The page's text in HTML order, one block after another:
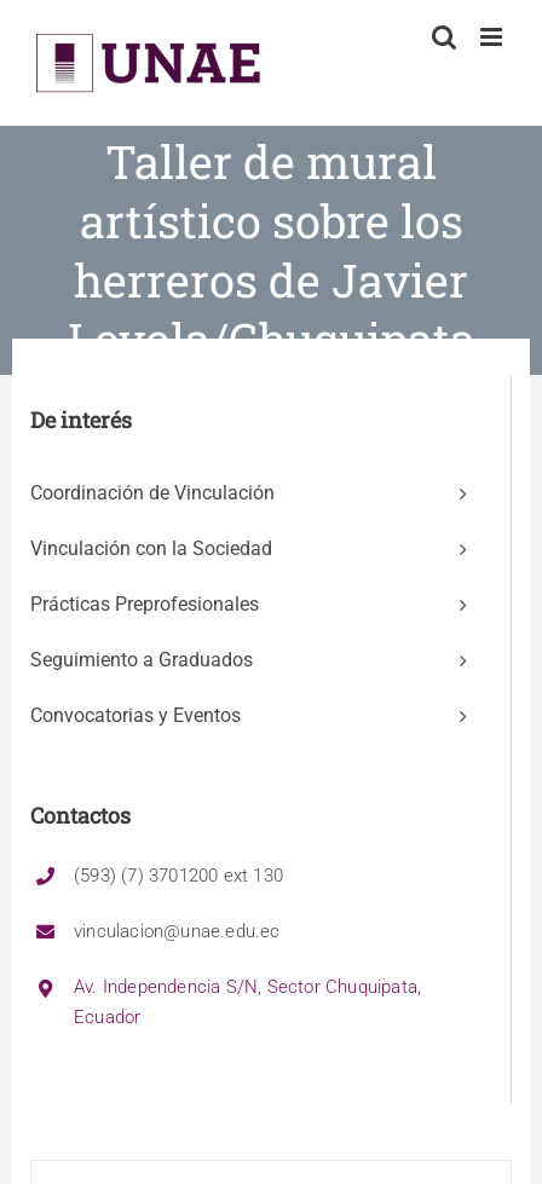
content
Taller de mural
artístico sobre los
herreros de Javier
Loyola/Chuquipata
De interés
Coordinación de Vinculación
Vinculación con la Sociedad
Prácticas Preprofesionales
Seguimiento a Graduados
Convocatorias y Eventos
Contactos
(593) (7) 3701200 ext 130
vinculacion@unae.edu.ec
Av. Independencia S/N, Sector Chuquipata,
Ecuador